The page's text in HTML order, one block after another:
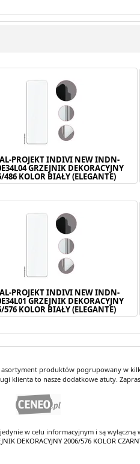
PROJEKT INDIVI NEW INDN-
GRZEJNIK DEKORACYJNY
486 KOLOR BIAŁY (ELEGANTE)
PROJEKT INDIVI NEW INDN-
GRZEJNIK DEKORACYJNY
576 KOLOR BIAŁY (ELEGANTE)
produktów pogrupowany w
klienta to nasze dodatkowe atuty.
w celu informacyjnym i są wyłączną
DEKORACYJNY 2006/576 KOLOR